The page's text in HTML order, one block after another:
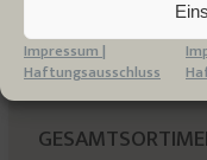
Impressum |
Haftungsausschluss
Tischwäsche